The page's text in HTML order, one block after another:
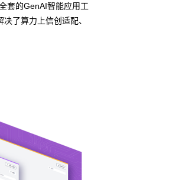
套的GenAI智能应用工
了算力上信创适配、